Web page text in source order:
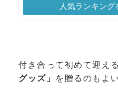
人気ランキン
付き合って初めて迎え
グッズ」 を贈るのもよ